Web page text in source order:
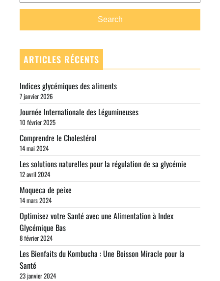
Search
ARTICLES RÉCENTS
Indices glycémiques des aliments
7 janvier 2026
Journée Internationale des Légumineuses
10 février 2025
Comprendre le Cholestérol
14 mai 2024
Les solutions naturelles pour la régulation de sa glycémie
12 avril 2024
Moqueca de peixe
14 mars 2024
Optimisez votre Santé avec une Alimentation à Index
Glycémique Bas
8 février 2024
Les Bienfaits du Kombucha : Une Boisson Miracle pour la
Santé
23 janvier 2024